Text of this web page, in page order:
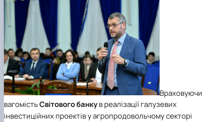
Враховуючи
вагомістьСвітового банкув реалізації галузевих
інвестиційних проектів у агропродовольчому секторі